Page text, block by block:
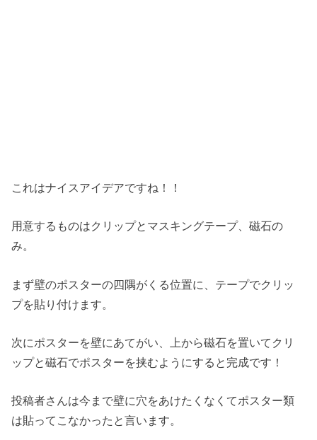
これはナイスアイデアですね！！
用意するものはクリップとマスキングテープ、磁石の
み。
まず壁のポスターの四隅がくる位置に、テープでクリッ
プを貼り付けます。
次にポスターを壁にあてがい、上から磁石を置いてクリ
ップと磁石でポスターを挟むようにすると完成です！
投稿者さんは今まで壁に穴をあけたくなくてポスター類
は貼ってこなかったと言います。